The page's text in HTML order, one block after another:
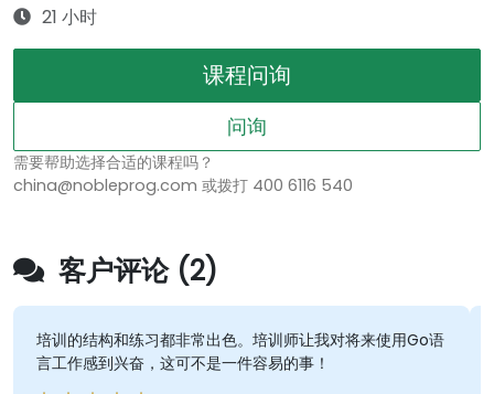
21 小时
课程问询
问询
需要帮助选择合适的课程吗？
china@nobleprog.com 或拨打 400 6116 540
客户评论 (2)
培训的结构和练习都非常出色。培训师让我对将来使用Go语
言工作感到兴奋，这可不是一件容易的事！